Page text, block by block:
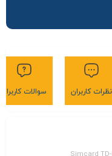
نظرات کاربران سوالات کاربران